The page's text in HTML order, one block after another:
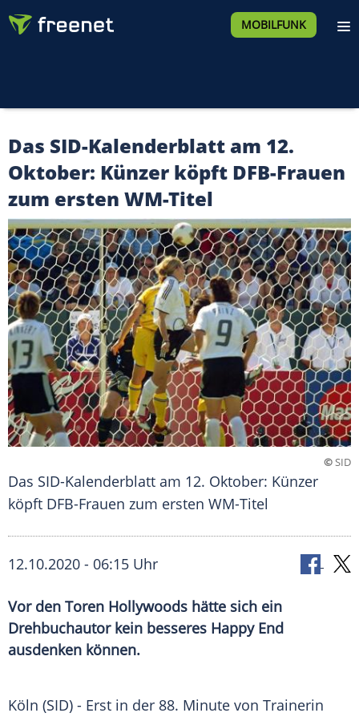
MOBILFUNK
Das SID-Kalenderblatt am 12.
Oktober: Künzer köpft DFB-Frauen
zum ersten WM-Titel
©SID
Das SID-Kalenderblatt am 12. Oktober: Künzer
köpft DFB-Frauen zum ersten WM-Titel
12.10.2020 - 06:15 Uhr
Vor den Toren Hollywoods hätte sich ein
Drehbuchautor kein besseres Happy End
ausdenken können.
Köln (SID) - Erst in der 88. Minute von Trainerin